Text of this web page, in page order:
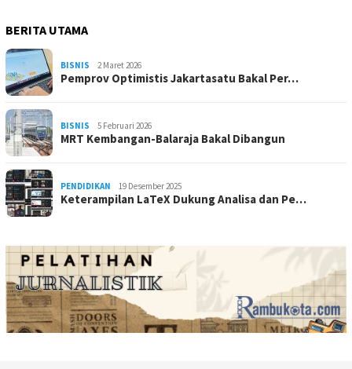
BERITA UTAMA
BISNIS 2 Maret 2026
Pemprov Optimistis Jakartasatu Bakal Per…
BISNIS 5 Februari 2026
MRT Kembangan-Balaraja Bakal Dibangun
PENDIDIKAN 19 Desember 2025
Keterampilan LaTeX Dukung Analisa dan Pe…